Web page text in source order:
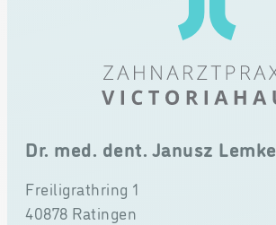
Dr. med. dent. Janusz Lemke
Freiligrathring 1
40878 Ratingen